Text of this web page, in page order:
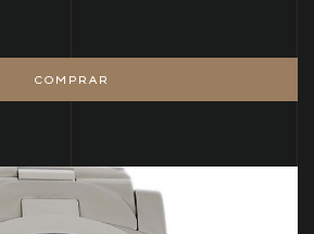
COMPRAR